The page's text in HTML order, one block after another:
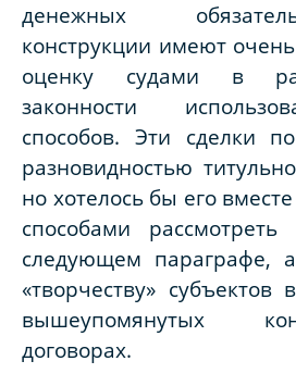
денежных
конструкции имеют
оценку судами в
законности
способов. Эти сделки
разновидностью
но хотелось бы его
способами рассмотреть
следующем параграфе, а
«творчеству» субъектов
вышеупомянутых
договорах.